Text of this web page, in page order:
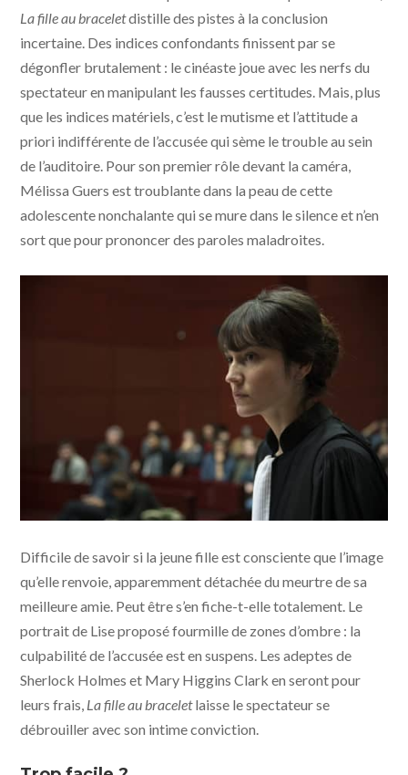
La fille au braceletdistille des pistes à la conclusion
incertaine. Des indices confondants finissent par se
dégonfler brutalement : le cinéaste joue avec les nerfs du
spectateur en manipulant les fausses certitudes. Mais, plus
que les indices matériels, c’est le mutisme et l’attitude a
priori indifférente de l’accusée qui sème le trouble au sein
de l’auditoire. Pour son premier rôle devant la caméra,
Mélissa Guers est troublante dans la peau de cette
adolescente nonchalante qui se mure dans le silence et n’en
sort que pour prononcer des paroles maladroites.
Petit Film - FraKas productions - France 3 cinema
Difficile de savoir si la jeune fille est consciente que l’image
qu’elle renvoie, apparemment détachée du meurtre de sa
meilleure amie. Peut être s’en fiche-t-elle totalement. Le
portrait de Lise proposé fourmille de zones d’ombre : la
culpabilité de l’accusée est en suspens. Les adeptes de
Sherlock Holmes et Mary Higgins Clark en seront pour
leurs frais, La fille au braceletlaisse le spectateur se
débrouiller avec son intime conviction.